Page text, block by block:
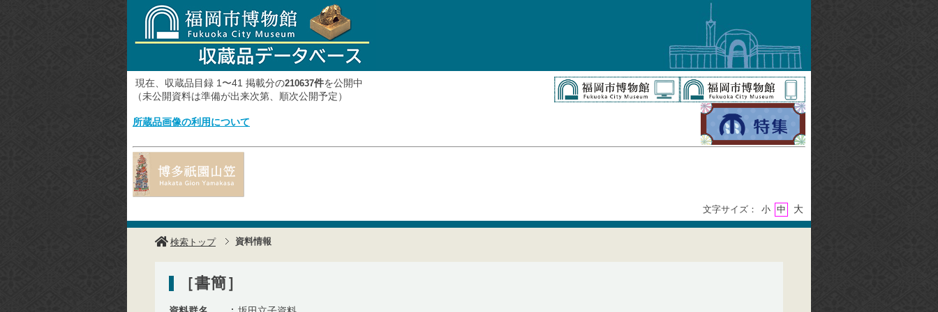
現在、収蔵品目録 1〜41 掲載分の210637件を公開中
（未公開資料は準備が出来次第、順次公開予定）
所蔵品画像の利用について
文字サイズ： 小 中 大
検索トップ 資料情報
［書簡］